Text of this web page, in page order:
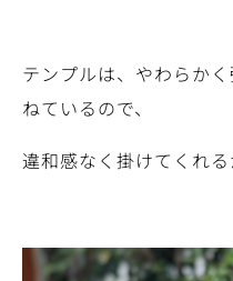
テンプルは、やわらか
ねているので、
違和感なく掛けてくれる